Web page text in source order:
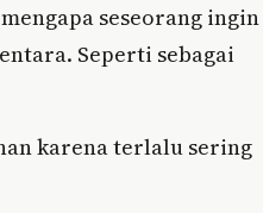
seseorang ingin
Seperti sebagai
karena terlalu sering